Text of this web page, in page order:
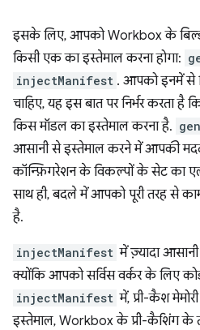
इसके लिए, आपको Workbox के
किसी एक का इस्तेमाल करना होगा:
injectManifest . आपको इनमें से
चाहिए, यह इस बात पर निर्भर करता
किस मॉडल का इस्तेमाल करना है.
आसानी से इस्तेमाल करने में आपकी
कॉन्फ़िगरेशन के विकल्पों के सेट का
साथ ही, बदले में आपको पूरी तरह से
है.
injectManifest में ज़्यादा
क्योंकि आपको सर्विस वर्कर के लिए
injectManifest में, प्री-कैश
इस्तेमाल, Workbox के प्री-कैशिंग के